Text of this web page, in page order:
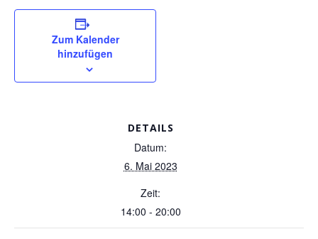
Zum Kalender
hinzufügen
DETAILS
Datum:
6. Mai 2023
Zeit:
14:00 - 20:00